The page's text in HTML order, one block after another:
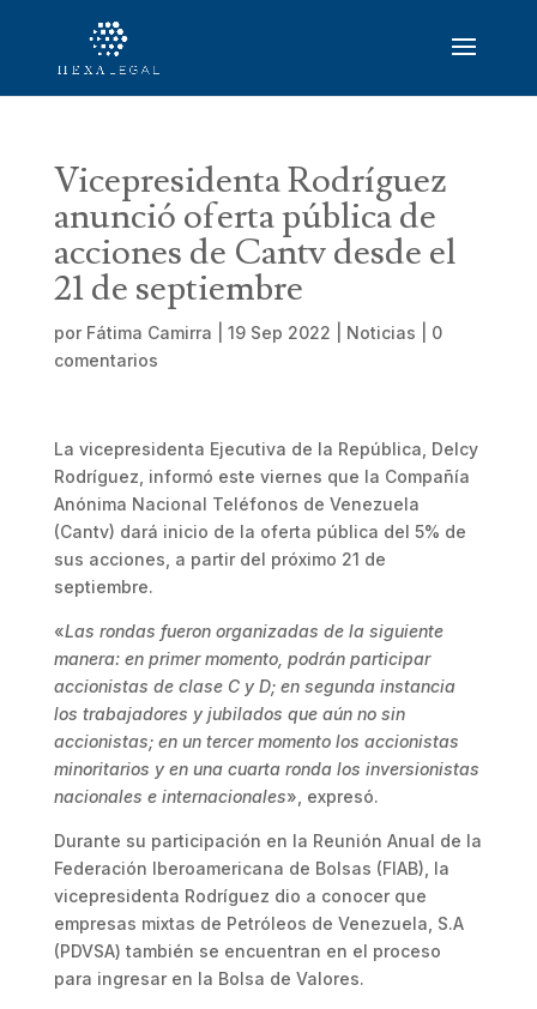
Vicepresidenta Rodríguez
anunció oferta pública de
acciones de Cantv desde el
21 de septiembre
por Fátima Camirra 19 Sep 2022 Noticias
0
comentarios
La vicepresidenta Ejecutiva de la República, Delcy
Rodríguez, informó este viernes que la Compañía
Anónima Nacional Teléfonos de Venezuela
(Cantv) dará inicio de la oferta pública del 5% de
sus acciones, a partir del próximo 21 de
septiembre.
«Las rondas fueron organizadas de la siguiente
manera: en primer momento, podrán participar
accionistas de clase C y D; en segunda instancia
los trabajadores y jubilados que aún no sin
accionistas; en un tercer momento los accionistas
minoritarios y en una cuarta ronda los inversionistas
nacionales e internacionales», expresó.
Durante su participación en la Reunión Anual de la
Federación Iberoamericana de Bolsas (FIAB), la
vicepresidenta Rodríguez dio a conocer que
empresas mixtas de Petróleos de Venezuela, S.A
(PDVSA) también se encuentran en el proceso
para ingresar en la Bolsa de Valores.